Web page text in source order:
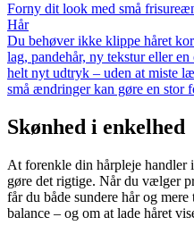
Forny dit look med små
Hår
Du behøver ikke klippe håret
lag, pandehår, ny tekstur eller
helt nyt udtryk – uden at miste
små ændringer kan gøre en stor
Skønhed i enkelhed
At forenkle din hårpleje handler
gøre det rigtige. Når du vælger
får du både sundere hår og
balance – og om at lade håret